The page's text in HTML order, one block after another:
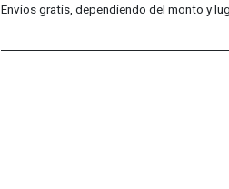
Superficie texturizada
Envíos gratis, dependiendo del monto y